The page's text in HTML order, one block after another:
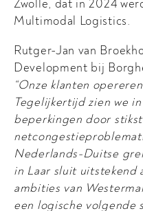
Zwolle, dat in 2024
Multimodal Logistics.
Rutger-Jan van
Development bij
“Onze klanten
Tegelijkertijd zien we
beperkingen door
Nederlands-Duitse
in Laar sluit uitstekend
ambities van
een logische volgende